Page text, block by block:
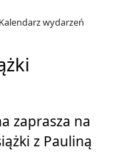
Kalendarz wydarzeń
zaprasza na
z Pauliną